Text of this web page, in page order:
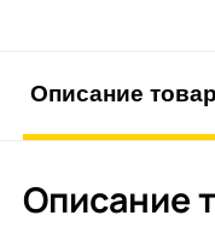
Описание
Описание